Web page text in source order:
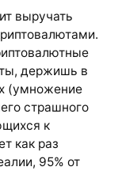
выручать
держишь в
(умножение
страшного
к
как раз
95% от